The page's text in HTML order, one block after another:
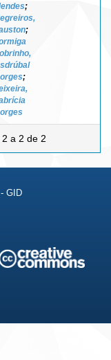
;
;
;
a 2 de 2
GID